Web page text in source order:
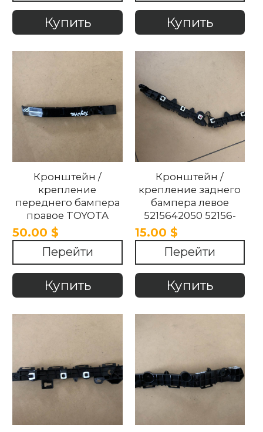
Купить Купить
Кронштейн /
крепление
переднего бампера
правое TOYOTA
YARIS 2021-2024
50.00 $
Перейти
Купить
Кронштейн /
крепление заднего
бампера левое
5215642050 52156-
42050 TOYOTA YARIS
2021-2024.
15.00 $
Перейти
Купить